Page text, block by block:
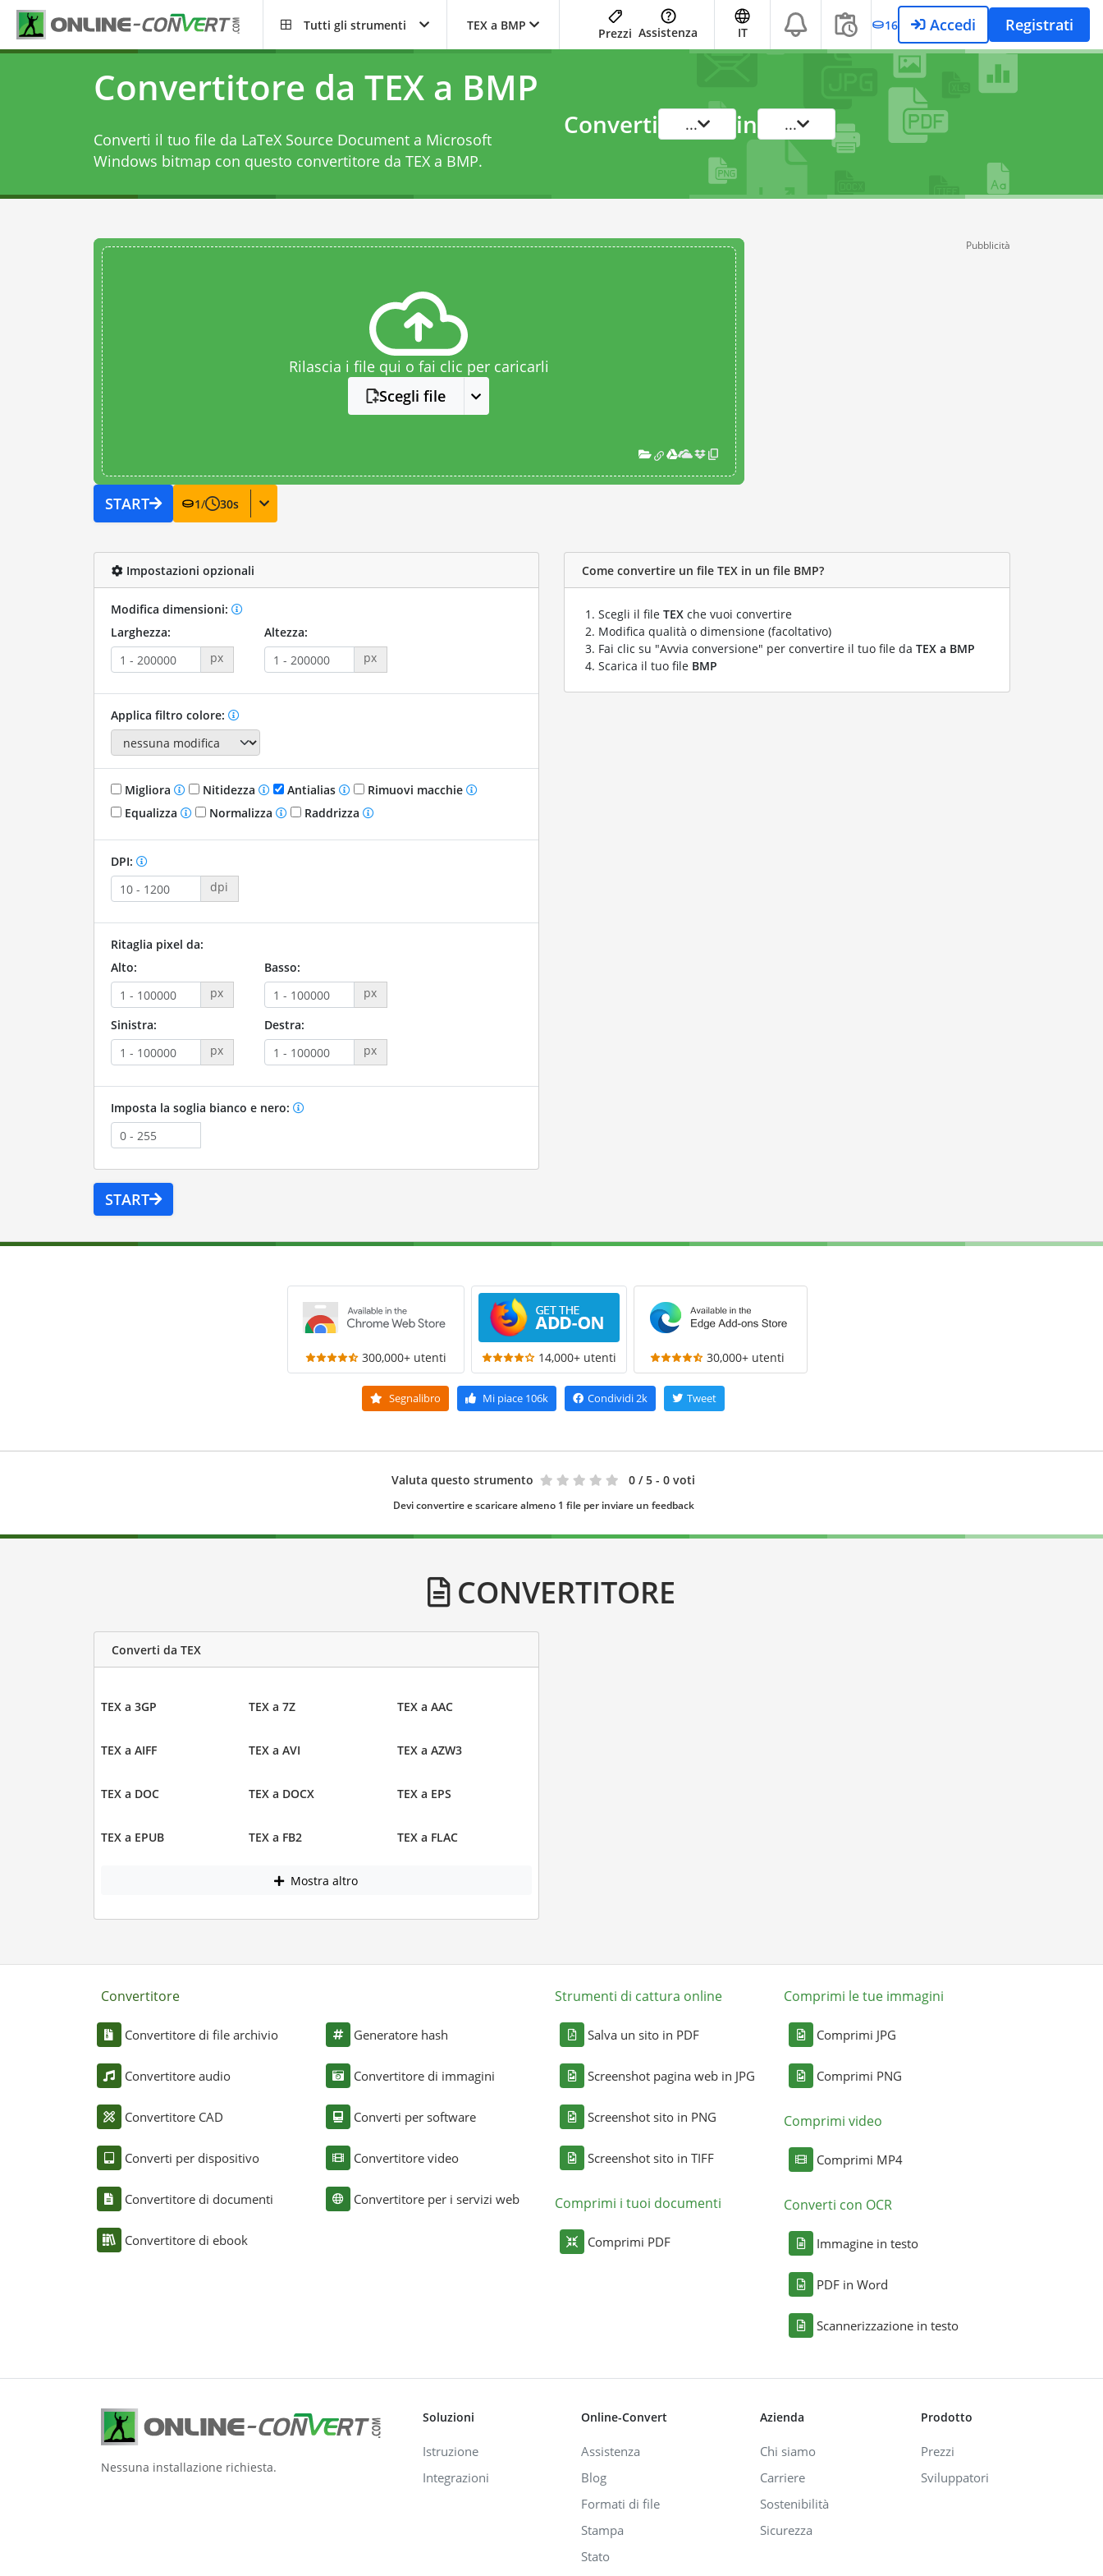
Tutti gli strumenti TEX a BMP
Prezzi Assistenza IT 16 Accedi Registrati
Convertitore da TEX a BMP
Converti il tuo file da LaTeX Source Document a Microsoft
Windows bitmap con questo convertitore da TEX a BMP.
Converti ... in ...
Rilascia i file qui o fai clic per caricarli
Scegli file
START 1/ 30s
Pubblicità
Impostazioni opzionali
Modifica dimensioni:
Larghezza:
px
Altezza:
px
Applica filtro colore:
Migliora Nitidezza Antialias
Rimuovi macchie
Equalizza
Normalizza Raddrizza
DPI:
dpi
Ritaglia pixel da:
Alto:
px
Basso:
px
Sinistra:
px
Destra:
px
Imposta la soglia bianco e nero:
START
Come convertire un file TEX in un file BMP?
Scegli il file TEX che vuoi convertire
Modifica qualità o dimensione (facoltativo)
Fai clic su "Avvia conversione" per convertire il tuo file da TEX a BMP
Scarica il tuo file BMP
300,000+ utenti 14,000+ utenti 30,000+ utenti
Segnalibro Mi piace 106k Condividi2k Tweet
Valuta questo strumento 0 / 5 - 0 voti
Devi convertire e scaricare almeno 1 file per inviare un feedback
CONVERTITORE
Converti da TEX
TEX a 3GP TEX a 7Z TEX a AAC
TEX a AIFF TEX a AVI TEX a AZW3
TEX a DOC TEX a DOCX TEX a EPS
TEX a EPUB TEX a FB2 TEX a FLAC
Mostra altro
Convertitore
Convertitore di file archivio
Convertitore audio
Convertitore CAD
Converti per dispositivo
Convertitore di documenti
Convertitore di ebook
Generatore hash
Convertitore di immagini
Converti per software
Convertitore video
Convertitore per i servizi web
Strumenti di cattura online
Salva un sito in PDF
Screenshot pagina web in JPG
Screenshot sito in PNG
Screenshot sito in TIFF
Comprimi i tuoi documenti
Comprimi PDF
Comprimi le tue immagini
Comprimi JPG
Comprimi PNG
Comprimi video
Comprimi MP4
Converti con OCR
Immagine in testo
PDF in Word
Scannerizzazione in testo
Nessuna installazione richiesta.
Soluzioni
Istruzione
Integrazioni
Online-Convert
Assistenza
Blog
Formati di file
Stampa
Stato
Azienda
Chi siamo
Carriere
Sostenibilità
Sicurezza
Prodotto
Prezzi
Sviluppatori